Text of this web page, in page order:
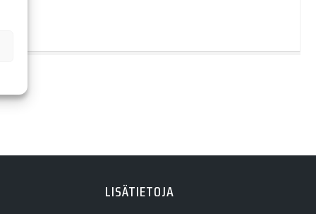
LISÄTIETOJA